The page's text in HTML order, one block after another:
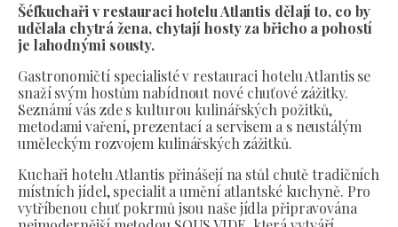
Šéfkuchaři v restauraci hotelu Atlantis dělají to, co by
udělala chytrá žena, chytají hosty za břicho a pohostí
je lahodnými sousty.
Gastronomičtí specialisté v restauraci hotelu Atlantis se
snaží svým hostům nabídnout nové chuťové zážitky.
Seznámí vás zde s kulturou kulinářských požitků,
metodami vaření, prezentací a servisem a s neustálým
uměleckým rozvojem kulinářských zážitků.
Kuchaři hotelu Atlantis přinášejí na stůl chutě tradičních
místních jídel, specialit a umění atlantské kuchyně. Pro
vytříbenou chuť pokrmů jsou naše jídla připravována